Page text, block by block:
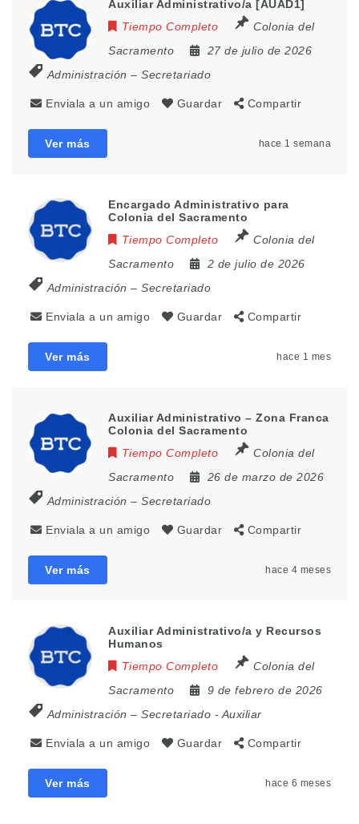
Auxiliar Administrativo/a [AUAD1]
Tiempo Completo
Colonia del
Sacramento
27 de julio de 2026
Administración – Secretariado
Enviala a un amigo Guardar Compartir
Ver más hace 1 semana
Encargado Administrativo para
Colonia del Sacramento
Tiempo Completo
Colonia del
Sacramento
2 de julio de 2026
Administración – Secretariado
Enviala a un amigo Guardar Compartir
Ver más hace 1 mes
Auxiliar Administrativo – Zona Franca
Colonia del Sacramento
Tiempo Completo
Colonia del
Sacramento
26 de marzo de 2026
Administración – Secretariado
Enviala a un amigo Guardar Compartir
Ver más hace 4 meses
Auxiliar Administrativo/a y Recursos
Humanos
Tiempo Completo
Colonia del
Sacramento
9 de febrero de 2026
Administración – Secretariado -Auxiliar
Enviala a un amigo Guardar Compartir
Ver más hace 6 meses